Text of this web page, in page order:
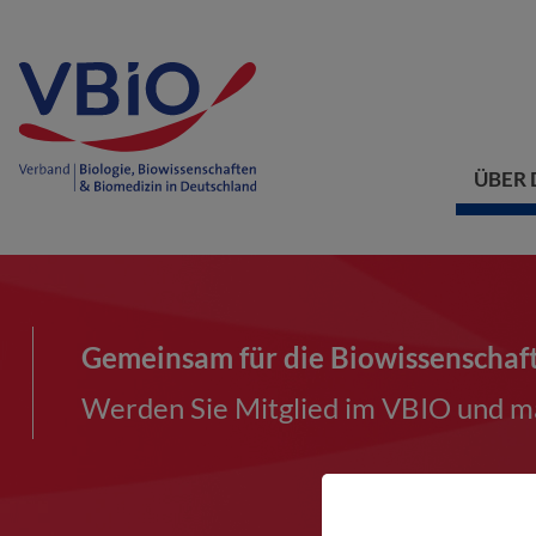
ÜBER
Gemeinsam für die
Werden Sie Mitglied im VBIO und